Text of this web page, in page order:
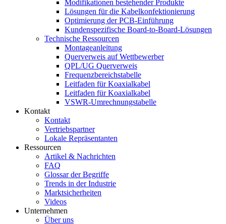
Modifikationen bestehender Produkte
Lösungen für die Kabelkonfektionierung
Optimierung der PCB-Einführung
Kundenspezifische Board-to-Board-Lösungen
Technische Ressourcen
Montageanleitung
Querverweis auf Wettbewerber
QPL/UG Querverweis
Frequenzbereichstabelle
Leitfaden für Koaxialkabel
Leitfaden für Koaxialkabel
VSWR-Umrechnungstabelle
Kontakt
Kontakt
Vertriebspartner
Lokale Repräsentanten
Ressourcen
Artikel & Nachrichten
FAQ
Glossar der Begriffe
Trends in der Industrie
Marktsicherheiten
Videos
Unternehmen
Über uns